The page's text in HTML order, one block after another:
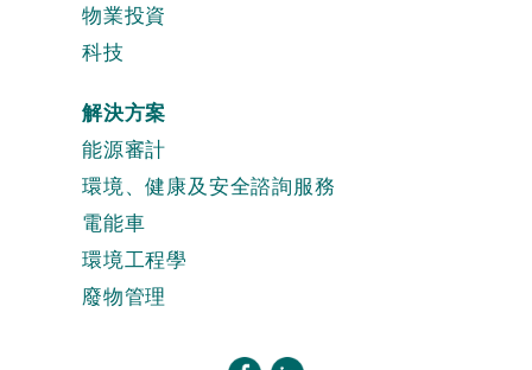
物業投資
科技
解決方案
能源審計
環境、健康及安全諮詢服務
電能車
環境工程學
廢物管理